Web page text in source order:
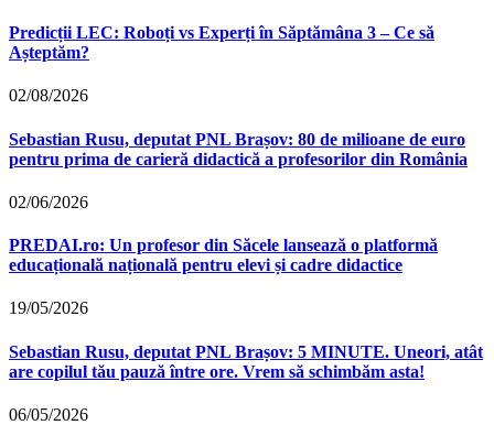
Predicții LEC: Roboți vs Experți în Săptămâna 3 – Ce să
Așteptăm?
02/08/2026
Sebastian Rusu, deputat PNL Brașov: 80 de milioane de euro
pentru prima de carieră didactică a profesorilor din România
02/06/2026
PREDAI.ro: Un profesor din Săcele lansează o platformă
educațională națională pentru elevi și cadre didactice
19/05/2026
Sebastian Rusu, deputat PNL Brașov: 5 MINUTE. Uneori, atât
are copilul tău pauză între ore. Vrem să schimbăm asta!
06/05/2026